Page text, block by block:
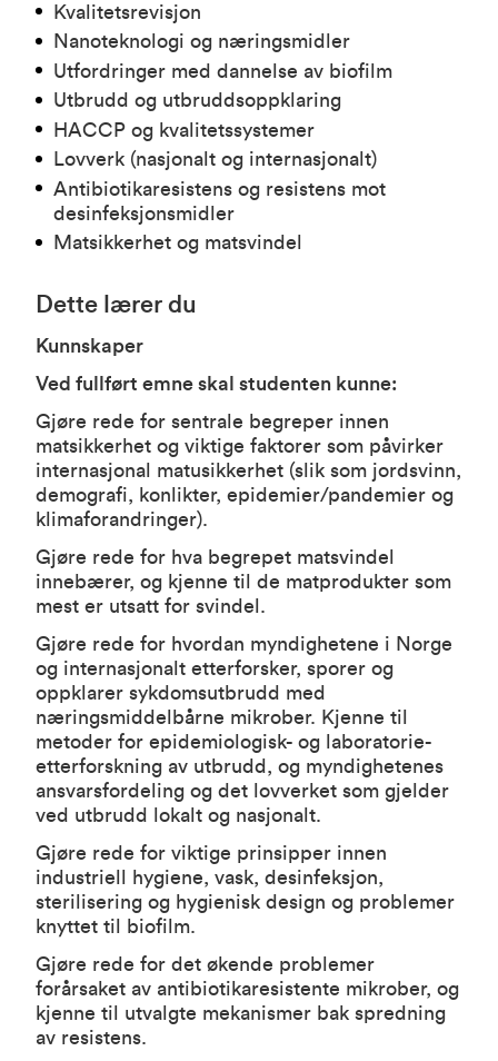
Kvalitetsrevisjon
Nanoteknologi og næringsmidler
Utfordringer med dannelse av biofilm
Utbrudd og utbruddsoppklaring
HACCP og kvalitetssystemer
Lovverk (nasjonalt og internasjonalt)
Antibiotikaresistens og resistens mot
desinfeksjonsmidler
Matsikkerhet og matsvindel
Dette lærer du
Kunnskaper
Ved fullført emne skal studenten kunne:
Gjøre rede for sentrale begreper innen
matsikkerhet og viktige faktorer som påvirker
internasjonal matusikkerhet (slik som jordsvinn,
demografi, konlikter, epidemier/pandemier og
klimaforandringer).
Gjøre rede for hva begrepet matsvindel
innebærer, og kjenne til de matprodukter som
mest er utsatt for svindel.
Gjøre rede for hvordan myndighetene i Norge
og internasjonalt etterforsker, sporer og
oppklarer sykdomsutbrudd med
næringsmiddelbårne mikrober. Kjenne til
metoder for epidemiologisk- og laboratorie-
etterforskning av utbrudd, og myndighetenes
ansvarsfordeling og det lovverket som gjelder
ved utbrudd lokalt og nasjonalt.
Gjøre rede for viktige prinsipper innen
industriell hygiene, vask, desinfeksjon,
sterilisering og hygienisk design og problemer
knyttet til biofilm.
Gjøre rede for det økende problemer
forårsaket av antibiotikaresistente mikrober, og
kjenne til utvalgte mekanismer bak spredning
av resistens.